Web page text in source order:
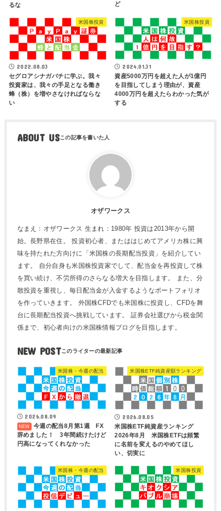
るな
ど
米国株投資
2022.08.03
セグロアシナガバチに学ぶ。我々
投資家は、我々の手足となる働き
蜂（株）を増やさなければならな
い
米国株投資
2024.01.31
資産5000万円を超えた人が1億円
を目指してしまう理由が、資産
4000万円を超えたらわかった気が
する
ABOUT US
オザワークス
なまえ：オザワークス 生まれ：1980年 投資は2013年から開
始。長野県在住。 投資初心者、またははじめてアメリカ株に興
味を持たれた方向けに「米国株の長期配当投資」を紹介してい
ます。 自分自身も米国株投資家でして、配当金を再投資して株
を買い続け、不労所得のさらなる増大を目指します。 また、分
散投資を重視し、毎日配当金が入金するようなポートフォリオ
を作っていきます。 外国株CFDでも米国株に投資し、CFDを舞
台に長期配当投資へ挑戦しています。 証券会社選びから税金関
係まで、初心者向けの米国株情報ブログを目指します。
NEW POST
米国株・今週の配当
2026.08.09
今週の配当8月第1週 FX
辞めました！ 3年間続けたけど
円高になってくれなかった
米国株ETF純資産額ランキング
2026.08.05
米国株ETF純資産ランキング
2026年8月 米国株ETFは頻繁
に名前を変えるのやめてほし
い、切実に
米国株・今週の配当 米国株投資